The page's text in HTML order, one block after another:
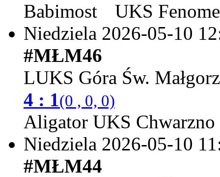
UKS
Niedziela 2026-05-10
#MŁM46
LUKS Góra Św.
4 : 1(0 , 0, 0)
Aligator UKS
Niedziela 2026-05-10
#MŁM44